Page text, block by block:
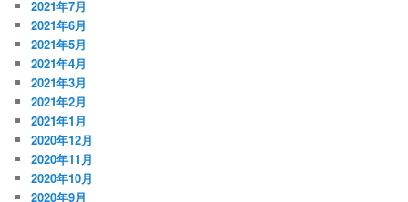
2021年7月
2021年6月
2021年5月
2021年4月
2021年3月
2021年2月
2021年1月
2020年12月
2020年11月
2020年10月
2020年9月